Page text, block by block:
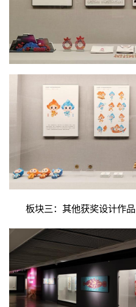
板块三：其他获奖设计作品